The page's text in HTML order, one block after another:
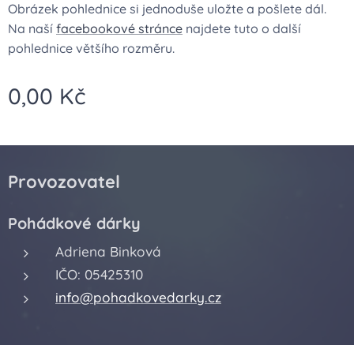
Obrázek pohlednice si jednoduše uložte a pošlete dál.
Na naší facebookové stránce najdete tuto o další
pohlednice většího rozměru.
0,00 Kč
Provozovatel
Pohádkové dárky
Adriena Binková
IČO: 05425310
info@pohadkovedarky.cz